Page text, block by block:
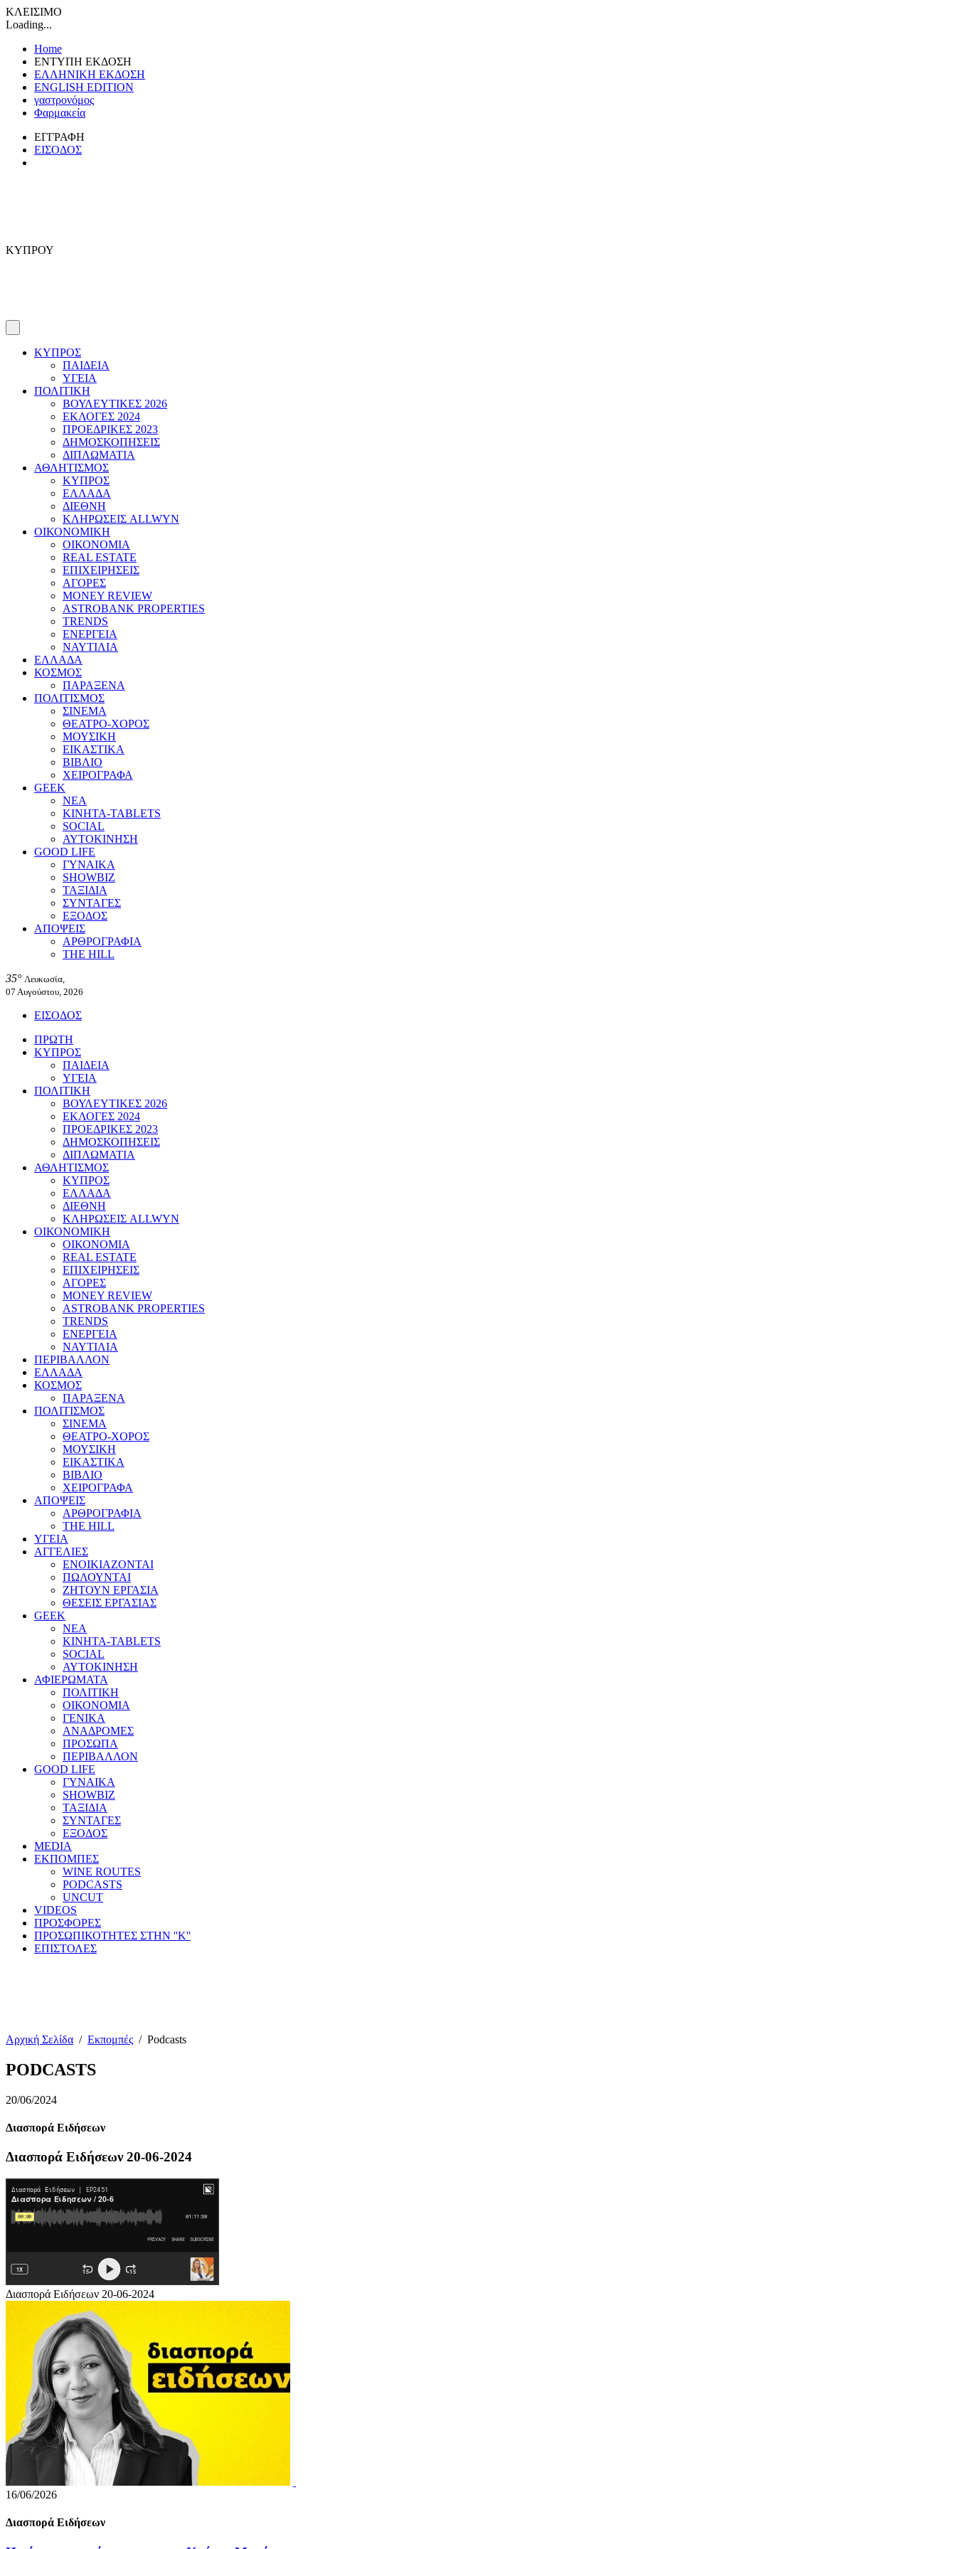
ΚΛΕΙΣΙΜΟ
Loading...
Home
ΕΝΤΥΠΗ ΕΚΔΟΣΗ
ΕΛΛΗΝΙΚΗ ΕΚΔΟΣΗ
ENGLISH EDITION
γαστρονόμος
Φαρμακεία
ΕΓΓΡΑΦΗ
ΕΙΣΟΔΟΣ
ΚΥΠΡΟΥ
ΚΥΠΡΟΣ
ΠΑΙΔΕΙΑ
ΥΓΕΙΑ
ΠΟΛΙΤΙΚΗ
ΒΟΥΛΕΥΤΙΚΕΣ 2026
ΕΚΛΟΓΕΣ 2024
ΠΡΟΕΔΡΙΚΕΣ 2023
ΔΗΜΟΣΚΟΠΗΣΕΙΣ
ΔΙΠΛΩΜΑΤΙΑ
ΑΘΛΗΤΙΣΜΟΣ
ΚΥΠΡΟΣ
ΕΛΛΑΔΑ
ΔΙΕΘΝΗ
ΚΛΗΡΩΣΕΙΣ ALLWYN
ΟΙΚΟΝΟΜΙΚΗ
ΟΙΚΟΝΟΜΙΑ
REAL ESTATE
ΕΠΙΧΕΙΡΗΣΕΙΣ
ΑΓΟΡΕΣ
MONEY REVIEW
ASTROBANK PROPERTIES
TRENDS
ΕΝΕΡΓΕΙΑ
ΝΑΥΤΙΛΙΑ
ΕΛΛΑΔΑ
ΚΟΣΜΟΣ
ΠΑΡΑΞΕΝΑ
ΠΟΛΙΤΙΣΜΟΣ
ΣΙΝΕΜΑ
ΘΕΑΤΡΟ-ΧΟΡΟΣ
ΜΟΥΣΙΚΗ
ΕΙΚΑΣΤΙΚΑ
ΒΙΒΛΙΟ
ΧΕΙΡΟΓΡΑΦΑ
GEEK
ΝΕΑ
ΚΙΝΗΤΑ-TABLETS
SOCIAL
ΑΥΤΟΚΙΝΗΣΗ
GOOD LIFE
ΓΥΝΑΙΚΑ
SHOWBIZ
ΤΑΞΙΔΙΑ
ΣΥΝΤΑΓΕΣ
ΕΞΟΔΟΣ
ΑΠΟΨΕΙΣ
ΑΡΘΡΟΓΡΑΦΙΑ
THE HILL
35° Λευκωσία,
07 Αυγούστου, 2026
ΕΙΣΟΔΟΣ
ΠΡΩΤΗ
ΚΥΠΡΟΣ
ΠΑΙΔΕΙΑ
ΥΓΕΙΑ
ΠΟΛΙΤΙΚΗ
ΒΟΥΛΕΥΤΙΚΕΣ 2026
ΕΚΛΟΓΕΣ 2024
ΠΡΟΕΔΡΙΚΕΣ 2023
ΔΗΜΟΣΚΟΠΗΣΕΙΣ
ΔΙΠΛΩΜΑΤΙΑ
ΑΘΛΗΤΙΣΜΟΣ
ΚΥΠΡΟΣ
ΕΛΛΑΔΑ
ΔΙΕΘΝΗ
ΚΛΗΡΩΣΕΙΣ ALLWYN
ΟΙΚΟΝΟΜΙΚΗ
ΟΙΚΟΝΟΜΙΑ
REAL ESTATE
ΕΠΙΧΕΙΡΗΣΕΙΣ
ΑΓΟΡΕΣ
MONEY REVIEW
ASTROBANK PROPERTIES
TRENDS
ΕΝΕΡΓΕΙΑ
ΝΑΥΤΙΛΙΑ
ΠΕΡΙΒΑΛΛΟΝ
ΕΛΛΑΔΑ
ΚΟΣΜΟΣ
ΠΑΡΑΞΕΝΑ
ΠΟΛΙΤΙΣΜΟΣ
ΣΙΝΕΜΑ
ΘΕΑΤΡΟ-ΧΟΡΟΣ
ΜΟΥΣΙΚΗ
ΕΙΚΑΣΤΙΚΑ
ΒΙΒΛΙΟ
ΧΕΙΡΟΓΡΑΦΑ
ΑΠΟΨΕΙΣ
ΑΡΘΡΟΓΡΑΦΙΑ
THE HILL
ΥΓΕΙΑ
ΑΓΓΕΛΙΕΣ
ΕΝΟΙΚΙΑΖΟΝΤΑΙ
ΠΩΛΟΥΝΤΑΙ
ΖΗΤΟΥΝ ΕΡΓΑΣΙΑ
ΘΕΣΕΙΣ ΕΡΓΑΣΙΑΣ
GEEK
ΝΕΑ
ΚΙΝΗΤΑ-TABLETS
SOCIAL
ΑΥΤΟΚΙΝΗΣΗ
ΑΦΙΕΡΩΜΑΤΑ
ΠΟΛΙΤΙΚΗ
ΟΙΚΟΝΟΜΙΑ
ΓΕΝΙΚΑ
ΑΝΑΔΡΟΜΕΣ
ΠΡΟΣΩΠΑ
ΠΕΡΙΒΑΛΛΟΝ
GOOD LIFE
ΓΥΝΑΙΚΑ
SHOWBIZ
ΤΑΞΙΔΙΑ
ΣΥΝΤΑΓΕΣ
ΕΞΟΔΟΣ
MEDIA
ΕΚΠΟΜΠΕΣ
WINE ROUTES
PODCASTS
UNCUT
VIDEOS
ΠΡΟΣΦΟΡΕΣ
ΠΡΟΣΩΠΙΚΟΤΗΤΕΣ ΣΤΗΝ ''Κ''
ΕΠΙΣΤΟΛΕΣ
Αρχική Σελίδα / Εκπομπές / Podcasts
PODCASTS
20/06/2024
Διασπορά Ειδήσεων
Διασπορά Ειδήσεων 20-06-2024
Διασπορά Ειδήσεων 20-06-2024
16/06/2026
Διασπορά Ειδήσεων